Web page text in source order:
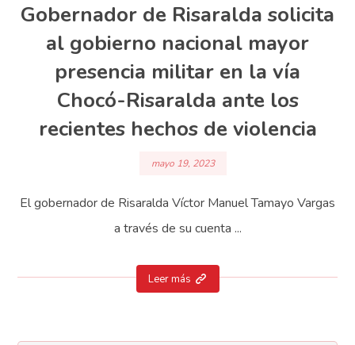
Gobernador de Risaralda solicita
al gobierno nacional mayor
presencia militar en la vía
Chocó-Risaralda ante los
recientes hechos de violencia
mayo 19, 2023
El gobernador de Risaralda Víctor Manuel Tamayo Vargas
a través de su cuenta ...
Leer más